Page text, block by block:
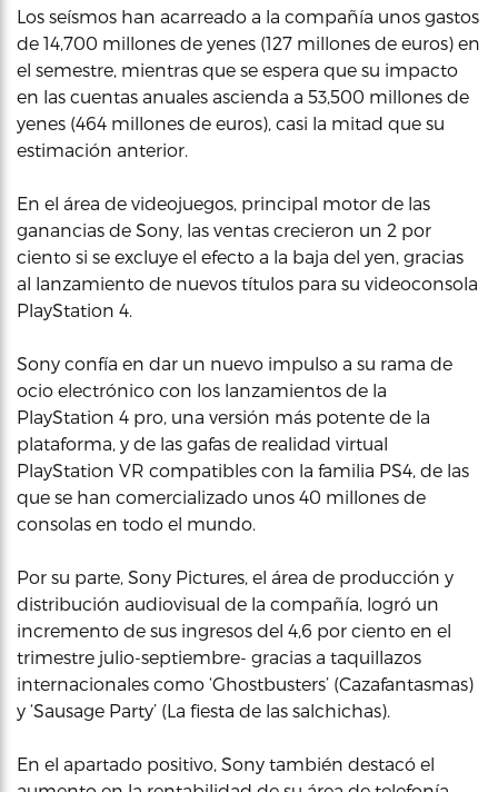
Los seísmos han acarreado a la compañía unos gastos
de 14,700 millones de yenes (127 millones de euros) en
el semestre, mientras que se espera que su impacto
en las cuentas anuales ascienda a 53,500 millones de
yenes (464 millones de euros), casi la mitad que su
estimación anterior.
En el área de videojuegos, principal motor de las
ganancias de Sony, las ventas crecieron un 2 por
ciento si se excluye el efecto a la baja del yen, gracias
al lanzamiento de nuevos títulos para su videoconsola
PlayStation 4.
Sony confía en dar un nuevo impulso a su rama de
ocio electrónico con los lanzamientos de la
PlayStation 4 pro, una versión más potente de la
plataforma, y de las gafas de realidad virtual
PlayStation VR compatibles con la familia PS4, de las
que se han comercializado unos 40 millones de
consolas en todo el mundo.
Por su parte, Sony Pictures, el área de producción y
distribución audiovisual de la compañía, logró un
incremento de sus ingresos del 4,6 por ciento en el
trimestre julio-septiembre- gracias a taquillazos
internacionales como ‘Ghostbusters’ (Cazafantasmas)
y ‘Sausage Party’ (La fiesta de las salchichas).
En el apartado positivo, Sony también destacó el